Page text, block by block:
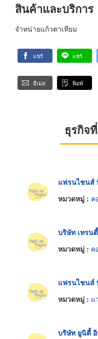
สินค้าและบริการ
จำหน่ายแก้วตาเทียม
แชร์ แชร์
อีเมล พิมพ์
ธุรกิจ
แฟรนไชนส์
หมวดหมู่ : ค
บริษัท เทรน
หมวดหมู่ : ค
แฟรนไชนส์
หมวดหมู่ : แ
บริษัท ยูนิตี้